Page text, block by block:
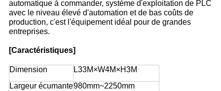
automatique à commander, système d'exploitation de PLC
avec le niveau élevé d'automation et de bas coûts de
production, c'est l'équipement idéal pour de grandes
entreprises.
[Caractéristiques]
Dimension
L33M×W4M×H3M
Largeur écumante980mm~2250mm